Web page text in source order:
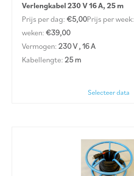
Verlengkabel 230 V 16 A, 25 m
Prijs per dag: €5,00Prijs per week:
weken: €39,00
Vermogen: 230 V , 16 A
Kabellengte: 25 m
Selecteer data